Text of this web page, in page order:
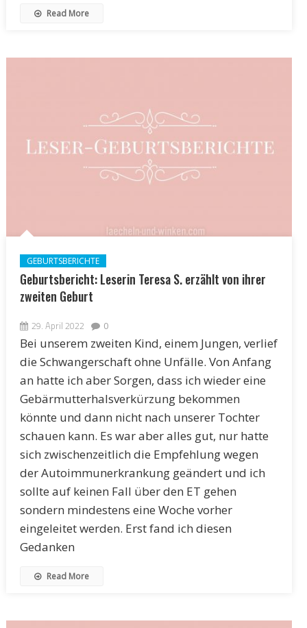
Read More
GEBURTSBERICHTE
Geburtsbericht: Leserin Teresa S. erzählt von ihrer
zweiten Geburt
29. April 2022 0
Bei unserem zweiten Kind, einem Jungen, verlief
die Schwangerschaft ohne Unfälle. Von Anfang
an hatte ich aber Sorgen, dass ich wieder eine
Gebärmutterhalsverkürzung bekommen
könnte und dann nicht nach unserer Tochter
schauen kann. Es war aber alles gut, nur hatte
sich zwischenzeitlich die Empfehlung wegen
der Autoimmunerkrankung geändert und ich
sollte auf keinen Fall über den ET gehen
sondern mindestens eine Woche vorher
eingeleitet werden. Erst fand ich diesen
Gedanken
Read More